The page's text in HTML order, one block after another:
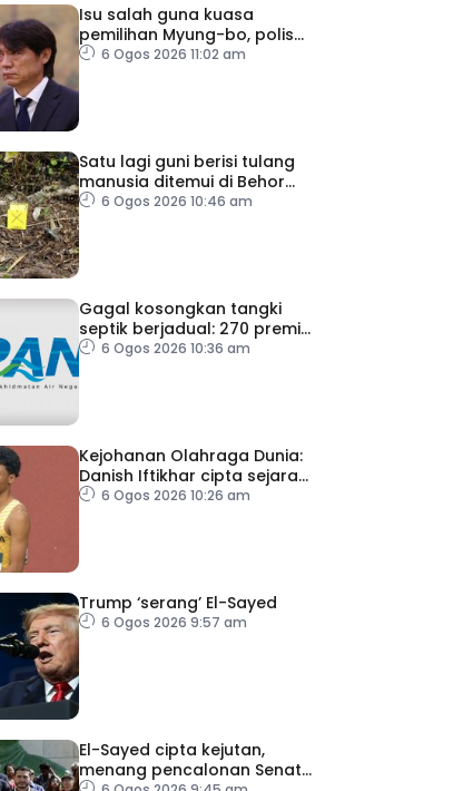
Isu salah guna kuasa
pemilihan Myung-bo, polis
gempur pejabat KFA
6 Ogos 2026 11:02 am
Satu lagi guni berisi tulang
manusia ditemui di Behor
Mali, disiasat sebagai kes
6 Ogos 2026 10:46 am
Gagal kosongkan tangki
septik berjadual: 270 premis
dikenakan notis pematuhan
6 Ogos 2026 10:36 am
Kejohanan Olahraga Dunia:
Danish Iftikhar cipta sejarah
mara ke final 100m
6 Ogos 2026 10:26 am
Trump ‘serang’ El-Sayed
6 Ogos 2026 9:57 am
El-Sayed cipta kejutan,
menang pencalonan Senat